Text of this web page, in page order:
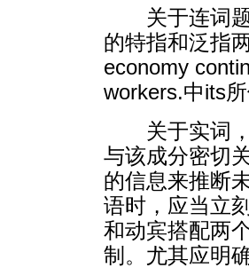
关于连词
的特指和泛指
economy
workers.中its
关于实词
与该成分密切
的信息来推断
语时，应当立
和动宾搭配两
制。尤其应明